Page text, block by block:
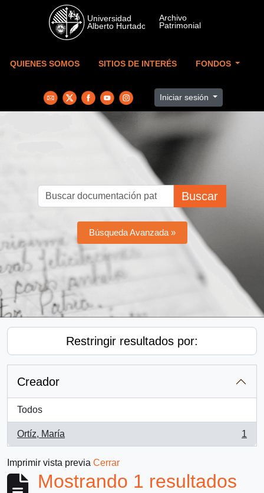
Skip to main content
QUIENES SOMOS SITIOS DE INTERÉS FONDOS
Iniciar sesión
Buscar
Búsqueda Avanzada »
Restringir resultados por:
Creador
Todos
Ortíz, María
, 1 resultados
1
Imprimir vista previa Cerrar
Mostrando 1 resultados